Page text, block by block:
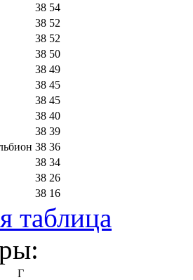
38 54
38 52
38 52
38 50
38 49
38 45
38 45
38 40
38 39
38 36
38 34
38 26
38 16
таблица
Г